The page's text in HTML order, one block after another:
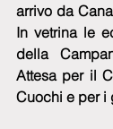
arrivo da
In vetrina le
della
Attesa per il
Cuochi e per i